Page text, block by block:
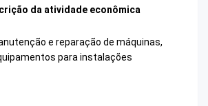
da atividade econômica
e reparação de máquinas,
para instalações